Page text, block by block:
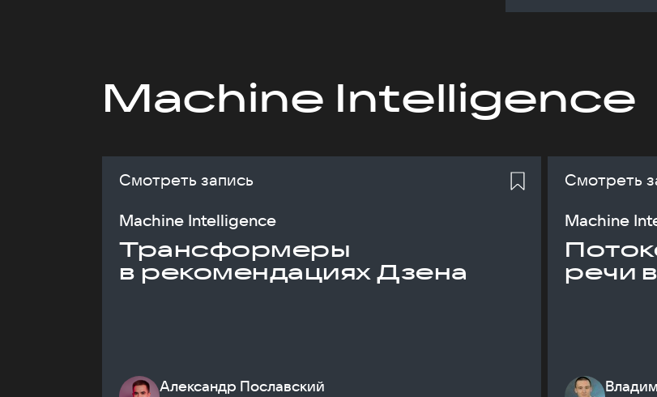
Machine Intelligence
Смотреть запись
Machine Intelligence
Трансформеры
в рекомендациях Дзена
Александр Пославский
Смотреть
Machine
речи